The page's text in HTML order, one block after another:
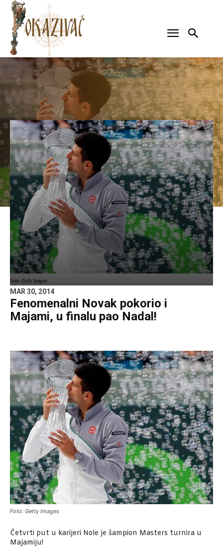
Foto: Getty Images
MAR 30, 2014
Fenomenalni Novak pokorio i
Majami, u finalu pao Nadal!
Foto: Getty Images
Četvrti put u karijeri Nole je šampion Masters turnira u
Majamiju!